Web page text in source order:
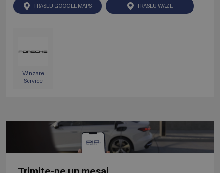
TRASEU GOOGLE MAPS TRASEU WAZE
Vânzare
Service